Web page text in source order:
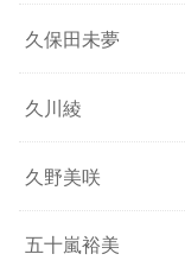
久保田未夢
久川綾
久野美咲
五十嵐裕美